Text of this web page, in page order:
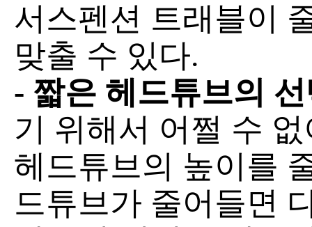
서스펜션 트래블이
맞출 수 있다.
- 짧은 헤드튜브의
기 위해서 어쩔 수
헤드튜브의 높이를
드튜브가 줄어들면